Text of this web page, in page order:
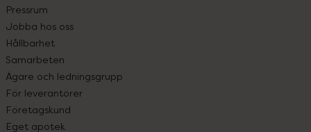
Pressrum
Jobba hos oss
Hållbarhet
Samarbeten
Ägare och ledningsgrupp
För leverantörer
Företagskund
Eget apotek